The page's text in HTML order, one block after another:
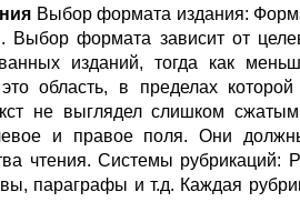
Выбор формата издания:
Выбор формата зависит от
изданий, тогда как
область, в пределах
не выглядел слишком
и правое поля. Они
чтения. Системы рубрикаций:
параграфы и т.д. Каждая